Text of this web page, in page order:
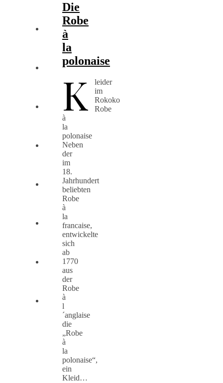
Die
Robe
à
la
polonaise
K
leider
im
Rokoko
Robe
à
la
polonaise
Neben
der
im
18.
Jahrhundert
beliebten
Robe
à
la
francaise,
entwickelte
sich
ab
1770
aus
der
Robe
à
l
´anglaise
die
„Robe
à
la
polonaise“,
ein
Kleid…